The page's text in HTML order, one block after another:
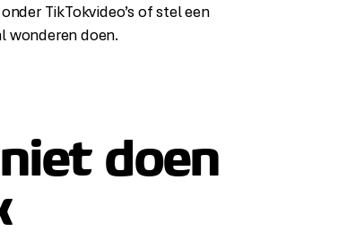
TikTokvideo’s of stel een
wonderen doen.
doen